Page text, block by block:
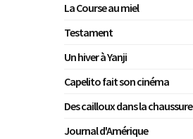
La Course au miel
Testament
Un hiver à Yanji
Capelito fait son cinéma
Des cailloux dans la chaussure
Journal d'Amérique